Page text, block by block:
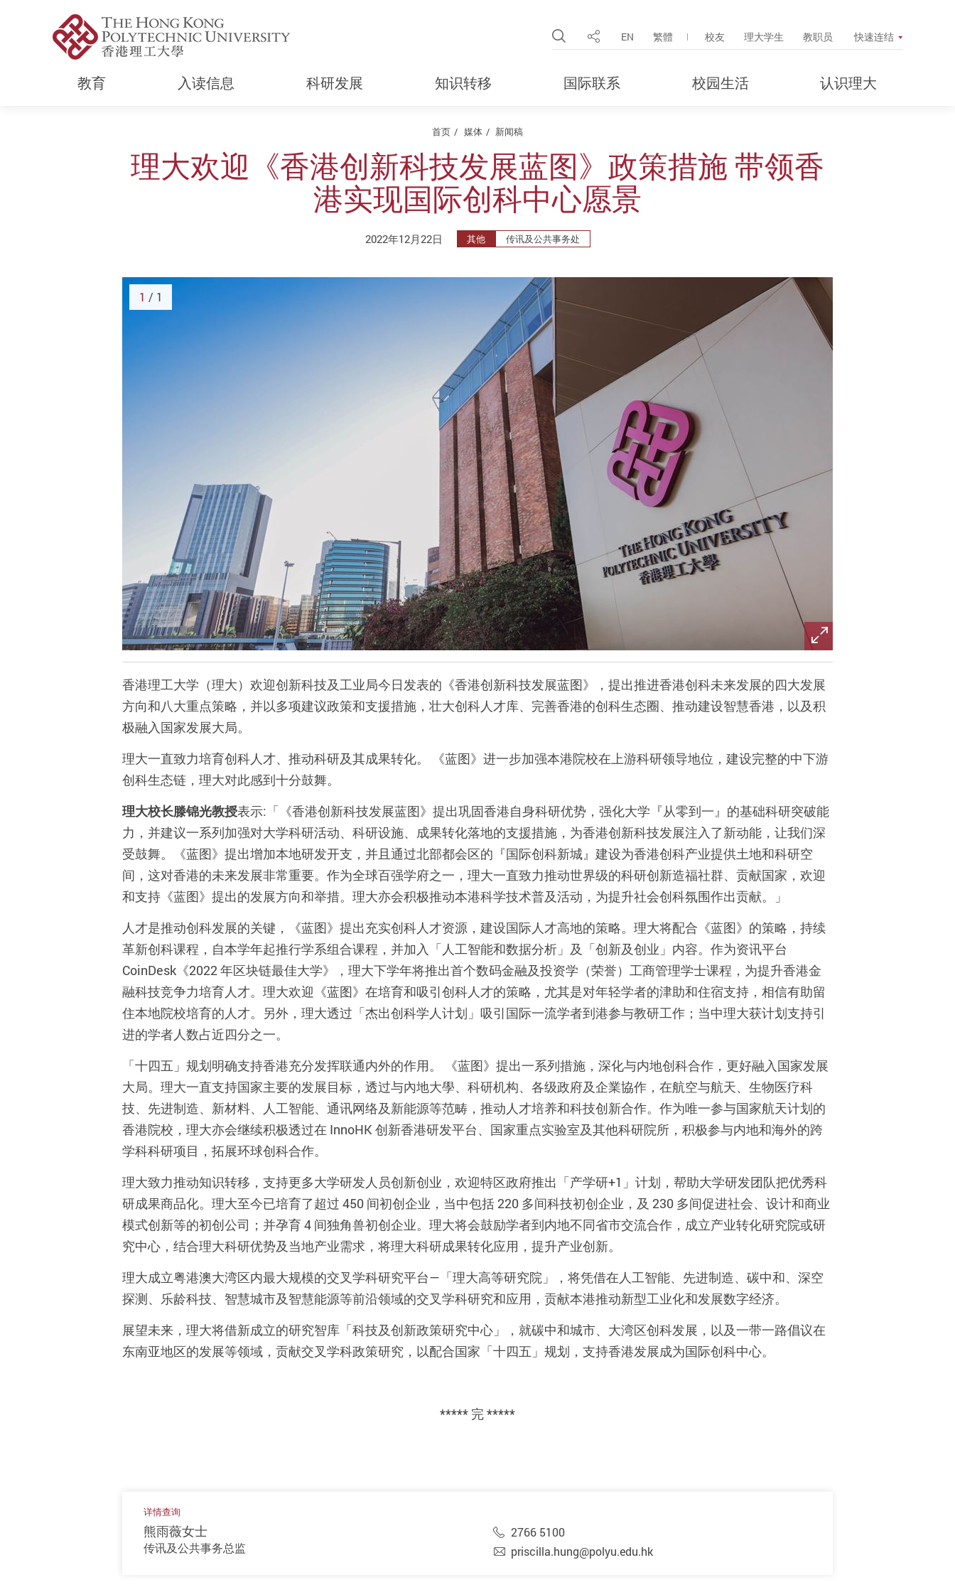
Open Site Search Popup
分享 EN 繁體 校友 理大学生 教职员 快速连结
教育 入读信息 科研发展 知识转移 国际联系 校园生活 认识理大
首页 媒体 新闻稿
理大欢迎《香港创新科技发展蓝图》政策措施 带领香
港实现国际创科中心愿景
2022年12月22日 其他 传讯及公共事务处
1 / 1
香港理工大学（理大）欢迎创新科技及工业局今日发表的《香港创新科技发展蓝图》，提出推进香港创科未来发展的四大发展
方向和八大重点策略，并以多项建议政策和支援措施，壮大创科人才库、完善香港的创科生态圈、推动建设智慧香港，以及积
极融入国家发展大局。
理大一直致力培育创科人才、推动科研及其成果转化。 《蓝图》进一步加强本港院校在上游科研领导地位，建设完整的中下游
创科生态链，理大对此感到十分鼓舞。
理大校长滕锦光教授表示:「《香港创新科技发展蓝图》提出巩固香港自身科研优势，强化大学『从零到一』的基础科研突破能
力，并建议一系列加强对大学科研活动、科研设施、成果转化落地的支援措施，为香港创新科技发展注入了新动能，让我们深
受鼓舞。《蓝图》提出增加本地研发开支，并且通过北部都会区的『国际创科新城』建设为香港创科产业提供土地和科研空
间，这对香港的未来发展非常重要。作为全球百强学府之一，理大一直致力推动世界级的科研创新造福社群、贡献国家，欢迎
和支持《蓝图》提出的发展方向和举措。理大亦会积极推动本港科学技术普及活动，为提升社会创科氛围作出贡献。」
人才是推动创科发展的关键，《蓝图》提出充实创科人才资源，建设国际人才高地的策略。理大将配合《蓝图》的策略，持续
革新创科课程，自本学年起推行学系组合课程，并加入「人工智能和数据分析」及「创新及创业」内容。作为资讯平台
CoinDesk《2022 年区块链最佳大学》，理大下学年将推出首个数码金融及投资学（荣誉）工商管理学士课程，为提升香港金
融科技竞争力培育人才。理大欢迎《蓝图》在培育和吸引创科人才的策略，尤其是对年轻学者的津助和住宿支持，相信有助留
住本地院校培育的人才。另外，理大透过「杰出创科学人计划」吸引国际一流学者到港参与教研工作；当中理大获计划支持引
进的学者人数占近四分之一。
「十四五」规划明确支持香港充分发挥联通内外的作用。 《蓝图》提出一系列措施，深化与内地创科合作，更好融入国家发展
大局。理大一直支持国家主要的发展目标，透过与內地大學、科研机构、各级政府及企業協作，在航空与航天、生物医疗科
技、先进制造、新材料、人工智能、通讯网络及新能源等范畴，推动人才培养和科技创新合作。作为唯一参与国家航天计划的
香港院校，理大亦会继续积极透过在 InnoHK 创新香港研发平台、国家重点实验室及其他科研院所，积极参与内地和海外的跨
学科科研项目，拓展环球创科合作。
理大致力推动知识转移，支持更多大学研发人员创新创业，欢迎特区政府推出「产学研+1」计划，帮助大学研发团队把优秀科
研成果商品化。理大至今已培育了超过 450 间初创企业，当中包括 220 多间科技初创企业，及 230 多间促进社会、设计和商业
模式创新等的初创公司；并孕育 4 间独角兽初创企业。理大将会鼓励学者到内地不同省市交流合作，成立产业转化研究院或研
究中心，结合理大科研优势及当地产业需求，将理大科研成果转化应用，提升产业创新。
理大成立粤港澳大湾区内最大规模的交叉学科研究平台—「理大高等研究院」，将凭借在人工智能、先进制造、碳中和、深空
探测、乐龄科技、智慧城市及智慧能源等前沿领域的交叉学科研究和应用，贡献本港推动新型工业化和发展数字经济。
展望未来，理大将借新成立的研究智库「科技及创新政策研究中心」，就碳中和城市、大湾区创科发展，以及一带一路倡议在
东南亚地区的发展等领域，贡献交叉学科政策研究，以配合国家「十四五」规划，支持香港发展成为国际创科中心。
***** 完 *****
详情查询
熊雨薇女士
传讯及公共事务总监
2766 5100
priscilla.hung@polyu.edu.hk